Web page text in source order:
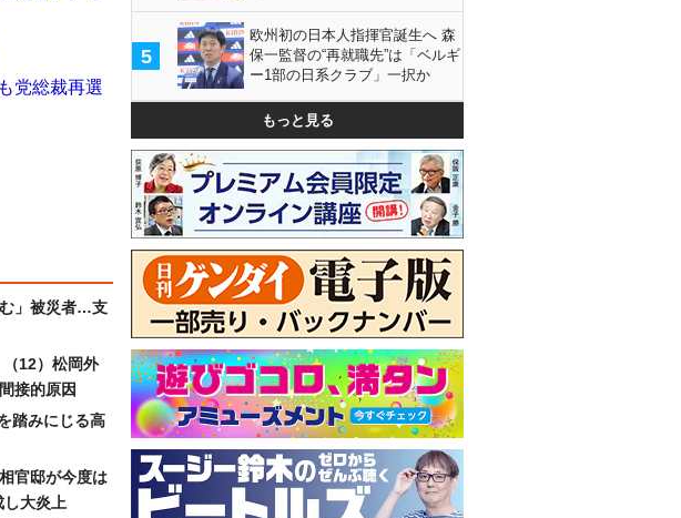
党総裁再選
む」被災者…支
12）松岡外
接的原因
踏みにじる高
官邸が今度は
し大炎上
5
欧州初の日本人指揮官誕生へ 森
保一監督の“再就職先”は「ベルギ
ー1部の日系クラブ」一択か
もっと見る